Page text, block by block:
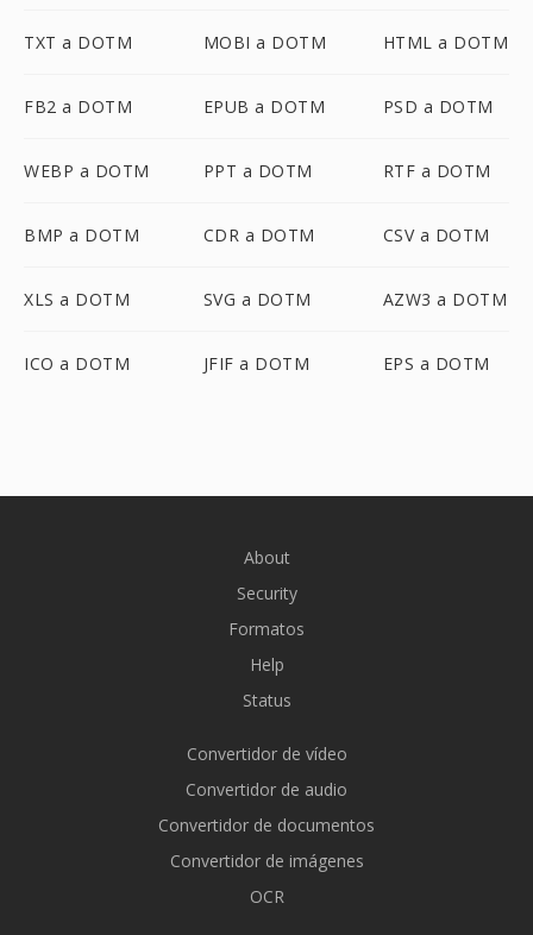
TXT a DOTM MOBI a DOTM HTML a DOTM
FB2 a DOTM EPUB a DOTM PSD a DOTM
WEBP a DOTM PPT a DOTM RTF a DOTM
BMP a DOTM CDR a DOTM CSV a DOTM
XLS a DOTM SVG a DOTM AZW3 a DOTM
ICO a DOTM JFIF a DOTM EPS a DOTM
About
Security
Formatos
Help
Status
Convertidor de vídeo
Convertidor de audio
Convertidor de documentos
Convertidor de imágenes
OCR